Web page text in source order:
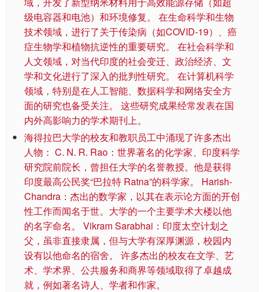
级电容器和电池）和环境修复。 在生命科学和生物
技术领域，进行了关于传染病（如COVID-19）、癌
症生物学和植物抗逆性的重要研究。 在社会科学和
人文领域，对当代印度的社会变迁、政治经济、文
学和文化进行了深入的批判性研究。 在计算机科学
领域，特别是在人工智能、数据科学和网络安全方
面的研究也备受关注。 这些研究成果经常发表在国
内外高影响力的学术期刊上。
海得拉巴大学的校友和教职员工中涌现了许多杰出
人物： C. N. R. Rao：世界著名的化学家、印度科学
研究院前院长，曾担任大学的名誉教授。他是获得
印度最高公民奖“巴拉特 Ratna”的科学家。 Harish-
Chandra：杰出的数学家，以其在表示论方面的开创
性工作而闻名于世。大学的一个主要学术大楼以他
的名字命名。 Vikram Sarabhai：印度太空计划之
父，虽非直接隶属，但与大学有深厚渊源，校园内
设有以他命名的宿舍。 许多杰出的校友在文学、艺
术、学术界、公共服务和商界等领域取得了卓越成
就，例如著名诗人、学者和作家。